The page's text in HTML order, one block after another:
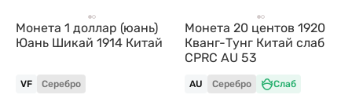
Монета 1 доллар (юань)
Юань Шикай 1914 Китай
VF Серебро
Монета 20 центов 1920
Кванг-Тунг Китай слаб
CPRC AU 53
AU Серебро Слаб